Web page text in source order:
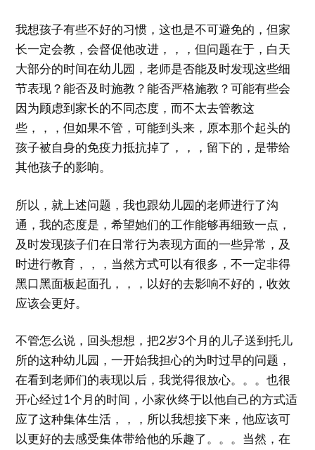
我想孩子有些不好的习惯，这也是不可避免的，但家
长一定会教，会督促他改进，，，但问题在于，白天
大部分的时间在幼儿园，老师是否能及时发现这些细
节表现？能否及时施教？能否严格施教？可能有些会
因为顾虑到家长的不同态度，而不太去管教这
些，，，但如果不管，可能到头来，原本那个起头的
孩子被自身的免疫力抵抗掉了，，，留下的，是带给
其他孩子的影响。
所以，就上述问题，我也跟幼儿园的老师进行了沟
通，我的态度是，希望她们的工作能够再细致一点，
及时发现孩子们在日常行为表现方面的一些异常，及
时进行教育，，，当然方式可以有很多，不一定非得
黑口黑面板起面孔，，，以好的去影响不好的，收效
应该会更好。
不管怎么说，回头想想，把2岁3个月的儿子送到托儿
所的这种幼儿园，一开始我担心的为时过早的问题，
在看到老师们的表现以后，我觉得很放心。。。也很
开心经过1个月的时间，小家伙终于以他自己的方式适
应了这种集体生活，，，所以我想接下来，他应该可
以更好的去感受集体带给他的乐趣了。。。当然，在